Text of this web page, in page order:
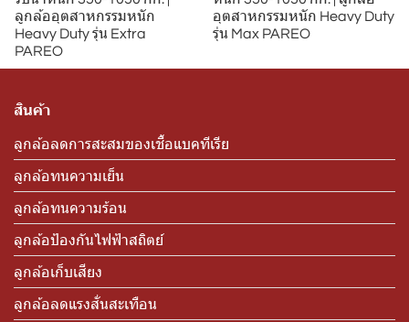
ลูกล้ออุตสาหกรรมหนัก
Heavy Duty รุ่น Extra
PAREO
อุตสาหกรรมหนัก Heavy Duty
รุ่น Max PAREO
สินค้า
ลูกล้อลดการสะสมของเชื้อแบคทีเรีย
ลูกล้อทนความเย็น
ลูกล้อทนความร้อน
ลูกล้อป้องกันไฟฟ้าสถิตย์
ลูกล้อเก็บเสียง
ลูกล้อลดแรงสั่นสะเทือน